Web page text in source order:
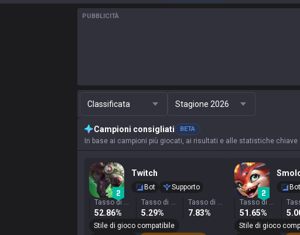
PUBBLICITÀ
Classificata Stagione 2026
Campioni consigliati BETA
In base ai campioni più giocati, ai risultati e alle statistiche
Twitch
Bot
Supporto
Tasso di vittoria
52.86%
Tasso di selezione
5.29%
Tasso di ban
7.83%
Stile di gioco compatibile
Bot
Tasso di vittoria
51.65%
Stile di gioco